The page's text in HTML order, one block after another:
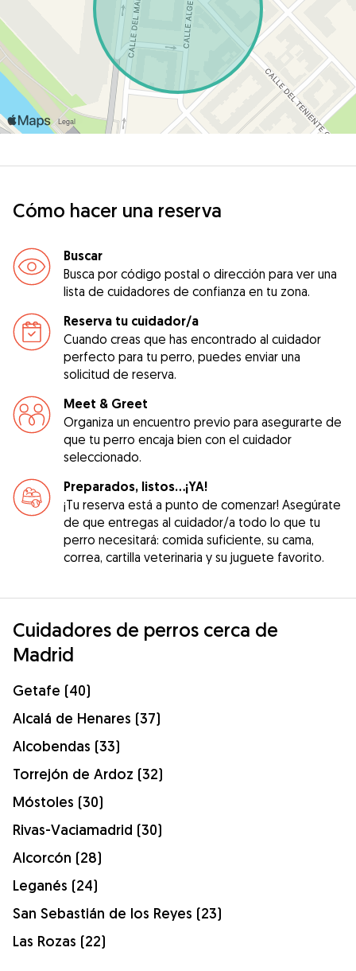
Cómo hacer una reserva
Buscar
Busca por código postal o dirección para ver una
lista de cuidadores de confianza en tu zona.
Reserva tu cuidador/a
Cuando creas que has encontrado al cuidador
perfecto para tu perro, puedes enviar una
solicitud de reserva.
Meet & Greet
Organiza un encuentro previo para asegurarte de
que tu perro encaja bien con el cuidador
seleccionado.
Preparados, listos...¡YA!
¡Tu reserva está a punto de comenzar! Asegúrate
de que entregas al cuidador/a todo lo que tu
perro necesitará: comida suficiente, su cama,
correa, cartilla veterinaria y su juguete favorito.
Cuidadores de perros cerca de
Madrid
Getafe (40)
Alcalá de Henares (37)
Alcobendas (33)
Torrejón de Ardoz (32)
Móstoles (30)
Rivas-Vaciamadrid (30)
Alcorcón (28)
Leganés (24)
San Sebastián de los Reyes (23)
Las Rozas (22)